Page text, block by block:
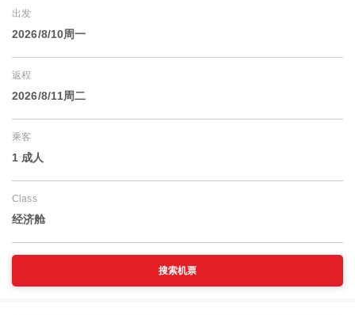
出发
2026/8/10周一
返程
2026/8/11周二
乘客
1 成人
Class
经济舱
搜索机票